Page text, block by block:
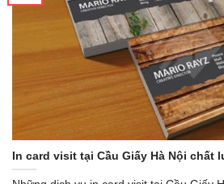
In card visit tại Cầu Giấy Hà Nội chất